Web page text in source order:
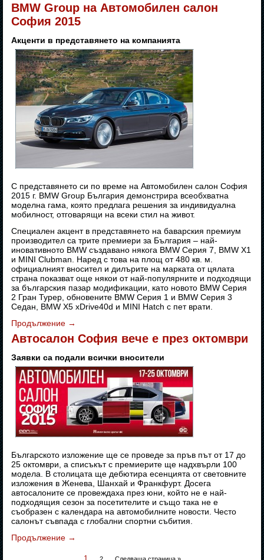
BMW Group на Автомобилен салон
София 2015
Акценти в представянето на компанията
С представянето си по време на Автомобилен салон София
2015 г. BMW Group България демонстрира всеобхватна
моделна гама, която предлага решения за индивидуална
мобилност, отговарящи на всеки стил на живот.
Специален акцент в представянето на баварския премиум
производител са трите премиери за България – най-
иновативното BMW създавано някога BMW Серия 7, BMW X1
и MINI Clubman. Наред с това на площ от 480 кв. м.
официалният вносител и дилърите на марката от цялата
страна показват още някои от най-популярните и подходящи
за българския пазар модификации, като новото BMW Серия
2 Гран Турер, обновените BMW Серия 1 и BMW Серия 3
Седан, BMW X5 xDrive40d и MINI Hatch с пет врати.
Продължение →
Автосалон София вече е през октомври
Заявки са подали всички вносители
Българското изложение ще се проведе за пръв път от 17 до
25 октомври, а списъкът с премиерите ще надхвърли 100
модела. В столицата ще дебютира есенцията от световните
изложения в Женева, Шанхай и Франкфурт. Досега
автосалоните се провеждаха през юни, който не е най-
подходящия сезон за посетителите и също така не е
съобразен с календара на автомобилните новости. Често
салонът съвпада с глобални спортни събития.
Продължение →